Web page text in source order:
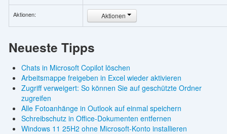
Aktionen: Aktionen
Neueste Tipps
Chats in Microsoft Copilot löschen
Arbeitsmappe freigeben in Excel wieder aktivieren
Zugriff verweigert: So können Sie auf geschützte Ordner
zugreifen
Alle Fotoanhänge in Outlook auf einmal speichern
Schreibschutz in Office-Dokumenten entfernen
Windows 11 25H2 ohne Microsoft-Konto installieren